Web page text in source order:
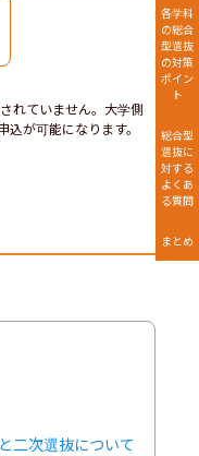
れていません。大学側
が可能になります。
二次選抜について
各学科
の総合
型選抜
の対策
ポイン
ト
総合型
選抜に
対する
よくあ
る質問
まとめ